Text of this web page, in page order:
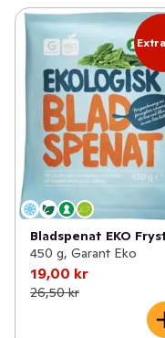
Bladspenat EKO
450 g, Garant Eko
19,00 kr
26,50 kr